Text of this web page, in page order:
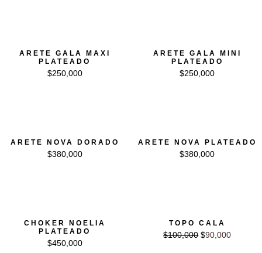
ARETE GALA MAXI
PLATEADO
$250,000
ARETE GALA MINI
PLATEADO
$250,000
ARETE NOVA DORADO
$380,000
ARETE NOVA PLATEADO
$380,000
CHOKER NOELIA
PLATEADO
$450,000
TOPO CALA
$100,000 $90,000